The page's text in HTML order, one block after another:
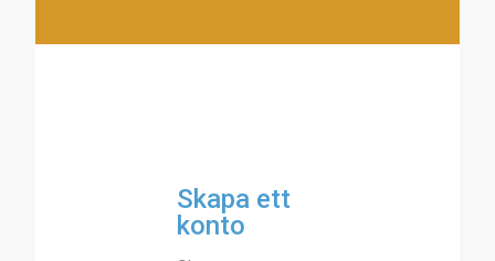
Skapa ett
konto